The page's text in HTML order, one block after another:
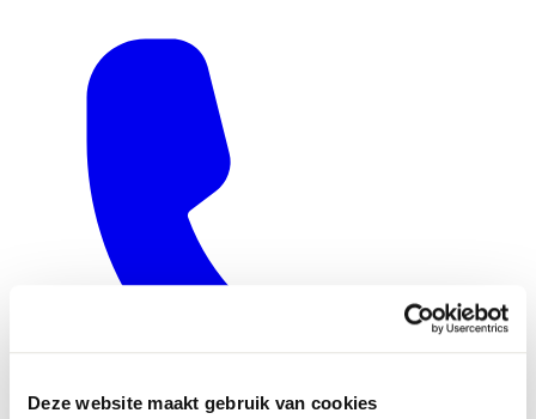
Deze website maakt gebruik van cookies